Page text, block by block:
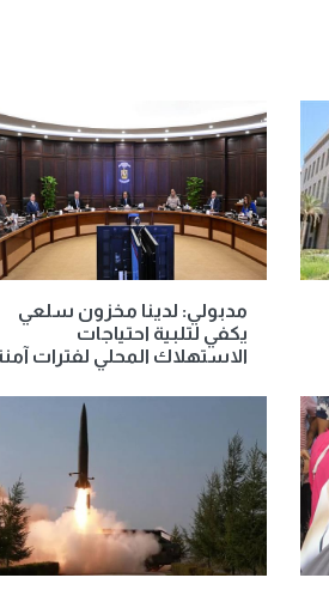
مدبولي: لدينا مخزون سلعي
يكفي لتلبية احتياجات
الاستهلاك المحلي لفترات